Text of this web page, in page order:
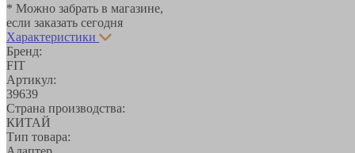
* Можно забрать в магазине,
если заказать сегодня
Характеристики
Бренд:
FIT
Артикул:
39639
Страна производства:
КИТАЙ
Тип товара: